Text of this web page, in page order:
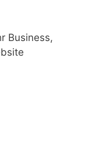
Business,